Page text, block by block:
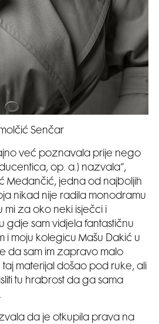
Senčar
već poznavala prije nego
op. a.) nazvala“,
Medančić, jedna od najboljih
nikad nije radila monodramu
mi za oko neki isječci i
gdje sam vidjela fantastičnu
i moju kolegicu Mašu Dakić u
da sam im zapravo malo
taj materijal došao pod ruke, ali
tu hrabrost da ga sama
da je otkupila prava na